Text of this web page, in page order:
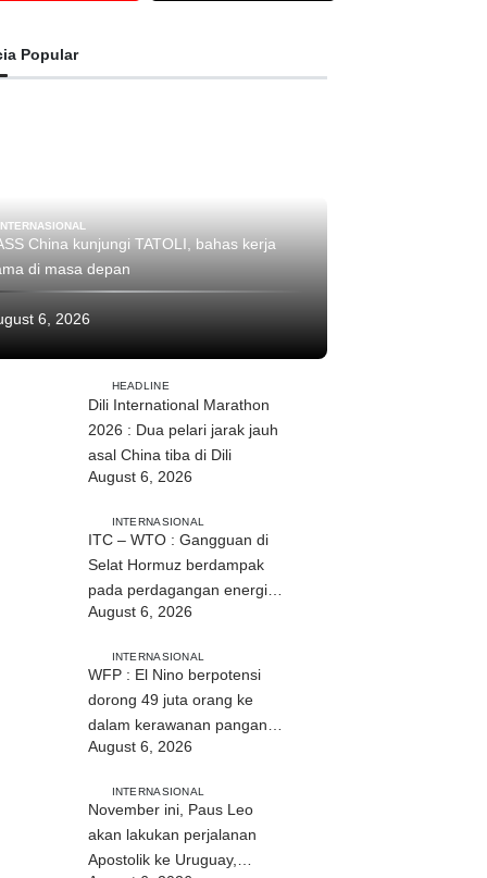
Popular
China kunjungi TATOLI, bahas kerja
di masa depan
6, 2026
HEADLINE
Dili International Marathon
2026 : Dua pelari jarak jauh
asal China tiba di Dili
August 6, 2026
INTERNASIONAL
ITC – WTO : Gangguan di
Selat Hormuz berdampak
pada perdagangan energi,
pupuk, dan industri
August 6, 2026
INTERNASIONAL
WFP : El Nino berpotensi
dorong 49 juta orang ke
dalam kerawanan pangan
akut
August 6, 2026
INTERNASIONAL
November ini, Paus Leo
akan lakukan perjalanan
Apostolik ke Uruguay,